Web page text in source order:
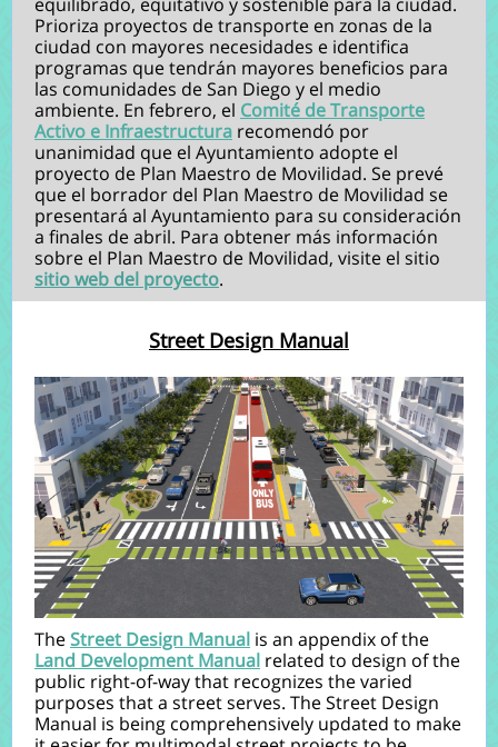
Prioriza proyectos de transporte en zonas de la
ciudad con mayores necesidades e identifica
programas que tendrán mayores beneficios para
las comunidades de San Diego y el medio
ambiente. En febrero, el Comité de Transporte
Activo e Infraestructura recomendó por
unanimidad que el Ayuntamiento adopte el
proyecto de Plan Maestro de Movilidad. Se prevé
que el borrador del Plan Maestro de Movilidad se
presentará al Ayuntamiento para su consideración
a finales de abril. Para obtener más información
sobre el Plan Maestro de Movilidad, visite el sitio
sitio web del proyecto.
Street Design Manual
TheStreet Design Manual is an appendix of the
Land Development Manual related to design of the
public right-of-way that recognizes the varied
purposes that a street serves. The Street Design
Manual is being comprehensively updated to make